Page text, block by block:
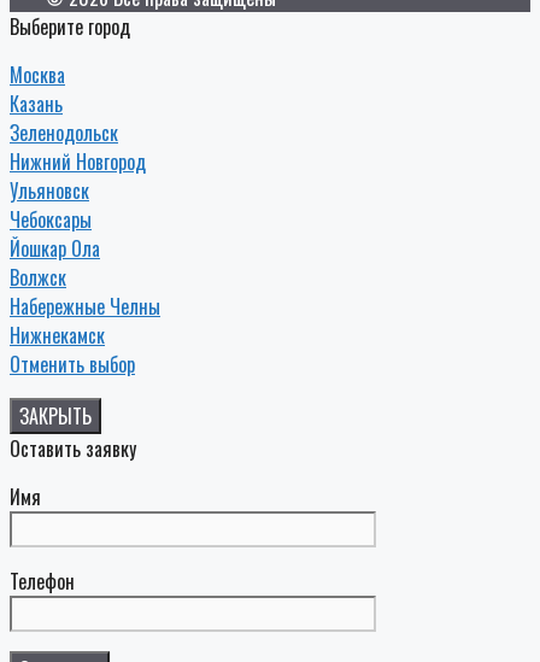
Выберите город
Москва
Казань
Зеленодольск
Нижний Новгород
Ульяновск
Чебоксары
Йошкар Ола
Волжск
Набережные Челны
Нижнекамск
Отменить выбор
ЗАКРЫТЬ
Оставить заявку
Имя
Телефон